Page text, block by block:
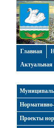
Главная
Актуальная
Проекты